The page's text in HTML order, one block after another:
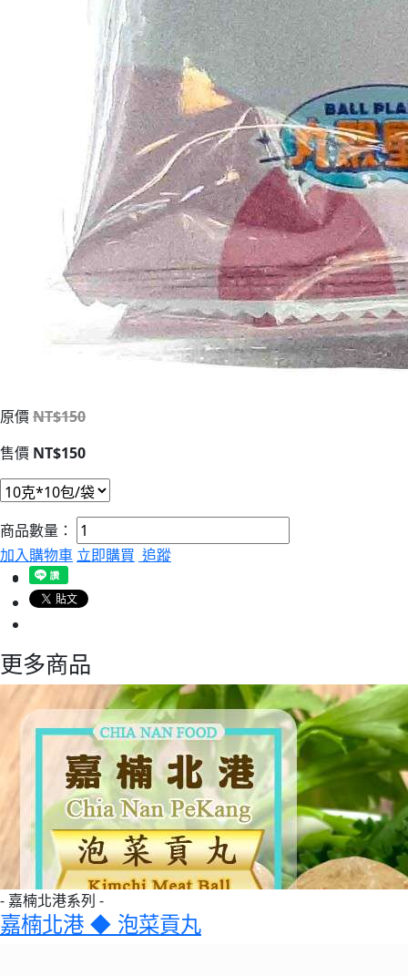
原價NT$150
售價 NT$150
商品數量：
加入購物車 立即購買 追蹤
更多商品
- 嘉楠北港系列 -
嘉楠北港 ◆ 泡菜貢丸